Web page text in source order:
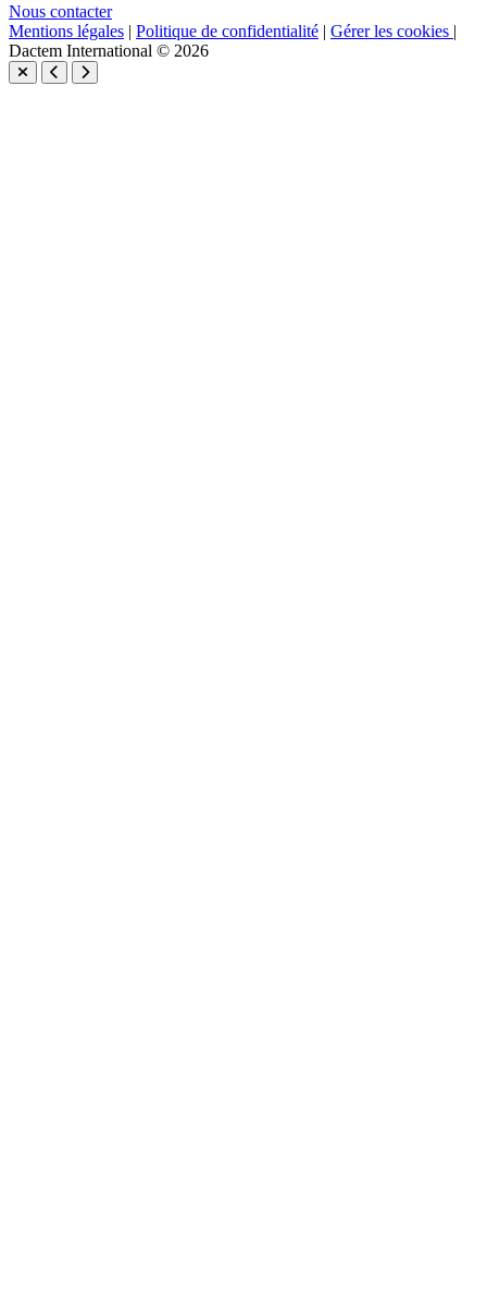
Nous contacter
Mentions légales
Politique de confidentialité Gérer les cookies
Dactem International © 2026